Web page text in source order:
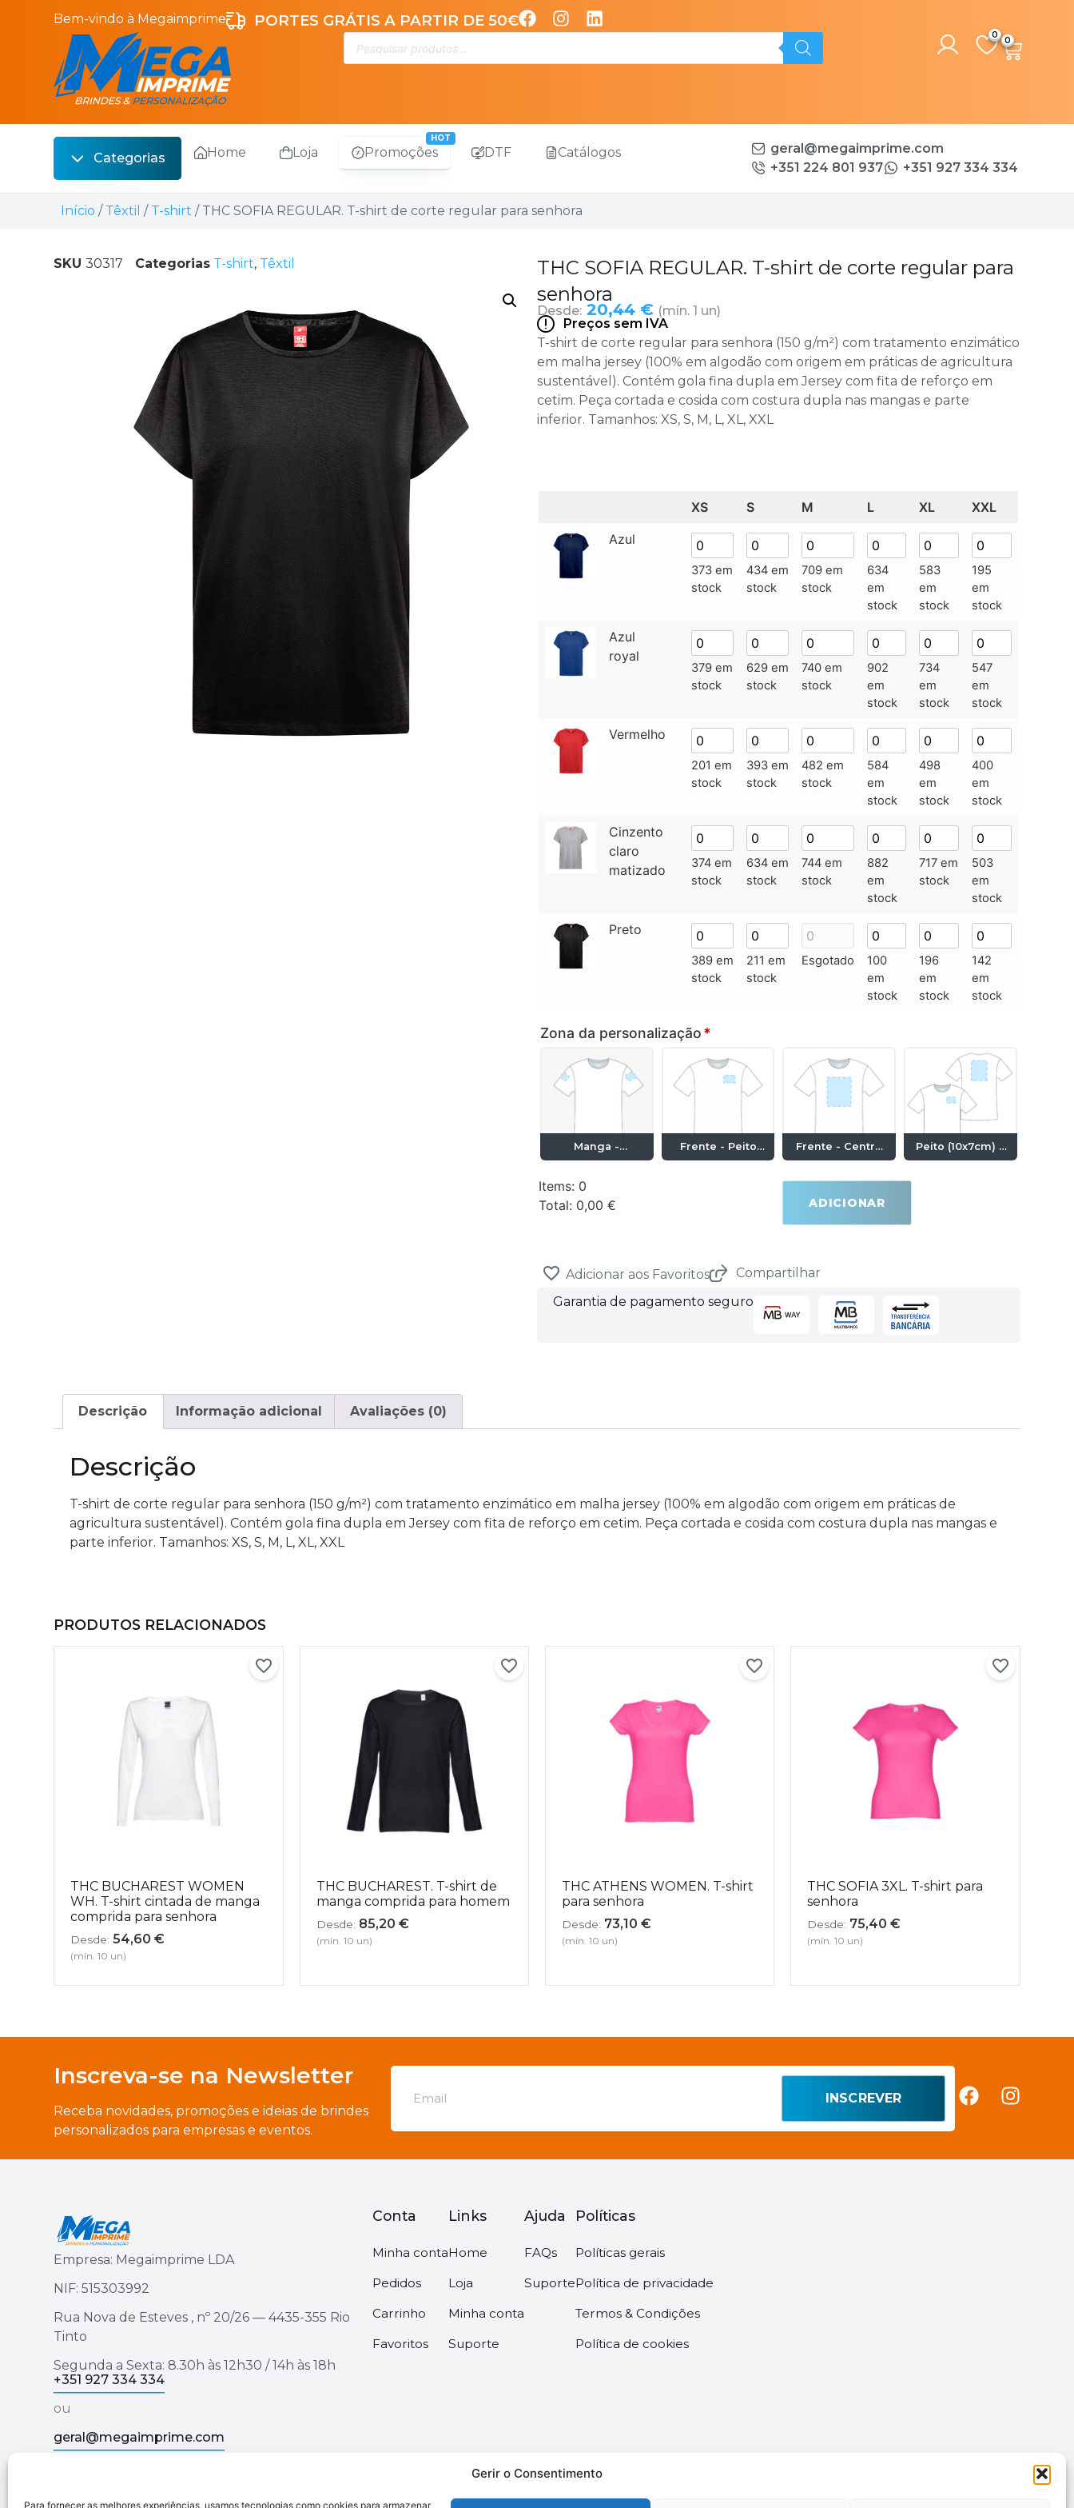
Gerir o Consentimento
Para fornecer as melhores experiências, usamos tecnologias como cookies para armazenar
Bem-vindo à Megaimprime PORTES GRÁTIS A PARTIR DE 50€
0
Categorias
Escrita
Bebidas
Sacos
Vestuário Laboral
Home Loja Promoções DTF Catálogos
geral@megaimprime.com
+351 224 801 937
+351 927 334 334
Início / Têxtil / T-shirt / THC SOFIA REGULAR. T-shirt de corte regular para senhora
SKU30317 Categorias T-shirt, Têxtil
THC SOFIA REGULAR. T-shirt de corte regular para
senhora
Desde: 20,44 € (mín. 1 un)
Preços sem IVA
T-shirt de corte regular para senhora (150 g/m²) com tratamento enzimático
em malha jersey (100% em algodão com origem em práticas de agricultura
sustentável). Contém gola fina dupla em Jersey com fita de reforço em
cetim. Peça cortada e cosida com costura dupla nas mangas e parte
inferior. Tamanhos: XS, S, M, L, XL, XXL
XS S M L XL
XXL
Azul
373 em
stock
434 em
stock
709 em
stock
634
em
stock
583
em
stock
195
em
stock
Azul
royal
379 em
stock
629 em
stock
740 em
stock
902
em
stock
734
em
stock
547
em
stock
Vermelho
201 em
stock
393 em
stock
482 em
stock
584
em
stock
498
em
stock
400
em
stock
Cinzento
claro
matizado
374 em
stock
634 em
stock
744 em
stock
882
em
stock
717 em
stock
503
em
stock
Preto
389 em
stock
211 em
stock
Esgotado
100
em
stock
196
em
stock
142
em
stock
Zona da personalização*
Manga -
Esquerda ou
Frente - Peito
Esquerdo
Frente - Centro
(28x20cm)
Peito (10x7cm) +
Costas
Items: 0
Total: 0,00 €
is
0,00 €
ADICIONAR
Adicionar aos Favoritos
Compartilhar
Garantia de pagamento seguro
Descrição Informação adicional Avaliações (0)
Descrição
T-shirt de corte regular para senhora (150 g/m²) com tratamento enzimático em malha jersey (100% em algodão com origem em práticas de
agricultura sustentável). Contém gola fina dupla em Jersey com fita de reforço em cetim. Peça cortada e cosida com costura dupla nas mangas e
parte inferior. Tamanhos: XS, S, M, L, XL, XXL
PRODUTOS RELACIONADOS
THC BUCHAREST WOMEN
WH. T-shirt cintada de manga
comprida para senhora
Desde: 54,60€
(mín. 10 un)
THC BUCHAREST. T-shirt de
manga comprida para homem
Desde: 85,20 €
(mín. 10 un)
THC ATHENS WOMEN. T-shirt
para senhora
Desde: 73,10 €
(mín. 10 un)
THC SOFIA 3XL. T-shirt para
senhora
Desde: 75,40€
(mín. 10 un)
Inscreva-se na Newsletter
Receba novidades, promoções e ideias de brindes
personalizados para empresas e eventos.
INSCREVER
Empresa: Megaimprime LDA
NIF: 515303992
Rua Nova de Esteves , nº 20/26 — 4435-355 Rio
Tinto
Segunda a Sexta: 8.30h às 12h30 / 14h às 18h
+351 927 334 334
ou
geral@megaimprime.com
Conta
Minha conta
Pedidos
Carrinho
Favoritos
Links
Home
Loja
Minha conta
Suporte
Ajuda
FAQs
Suporte
Políticas
Políticas gerais
Política de privacidade
Termos & Condições
Política de cookies